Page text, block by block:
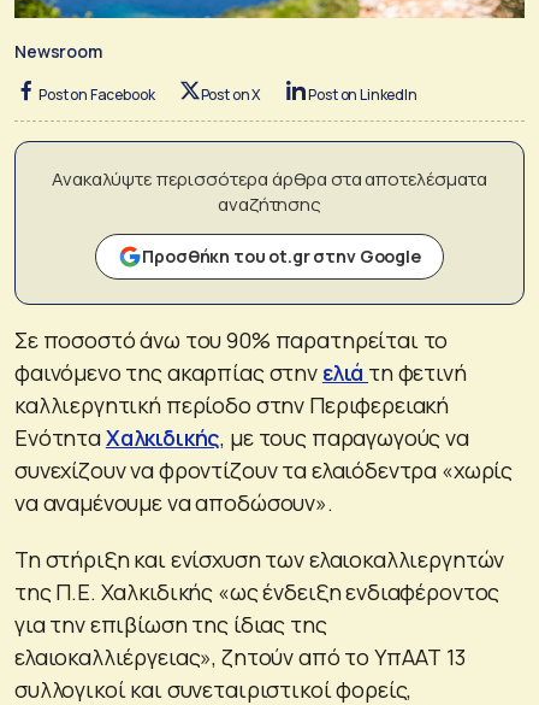
Newsroom
Post on Facebook Post on X Post on LinkedIn
Ανακαλύψτε περισσότερα άρθρα στα αποτελέσματα
αναζήτησης
Προσθήκη του ot.gr στην Google
Σε ποσοστό άνω του 90% παρατηρείται το
φαινόμενο της ακαρπίας στην ελιά τη φετινή
καλλιεργητική περίοδο στην Περιφερειακή
ΕνότηταΧαλκιδικής, με τους παραγωγούς να
συνεχίζουν να φροντίζουν τα ελαιόδεντρα «χωρίς
να αναμένουμε να αποδώσουν».
Τη στήριξη και ενίσχυση των ελαιοκαλλιεργητών
της Π.Ε. Χαλκιδικής «ως ένδειξη ενδιαφέροντος
για την επιβίωση της ίδιας της
ελαιοκαλλιέργειας», ζητούν από το ΥπΑΑΤ 13
συλλογικοί και συνεταιριστικοί φορείς,